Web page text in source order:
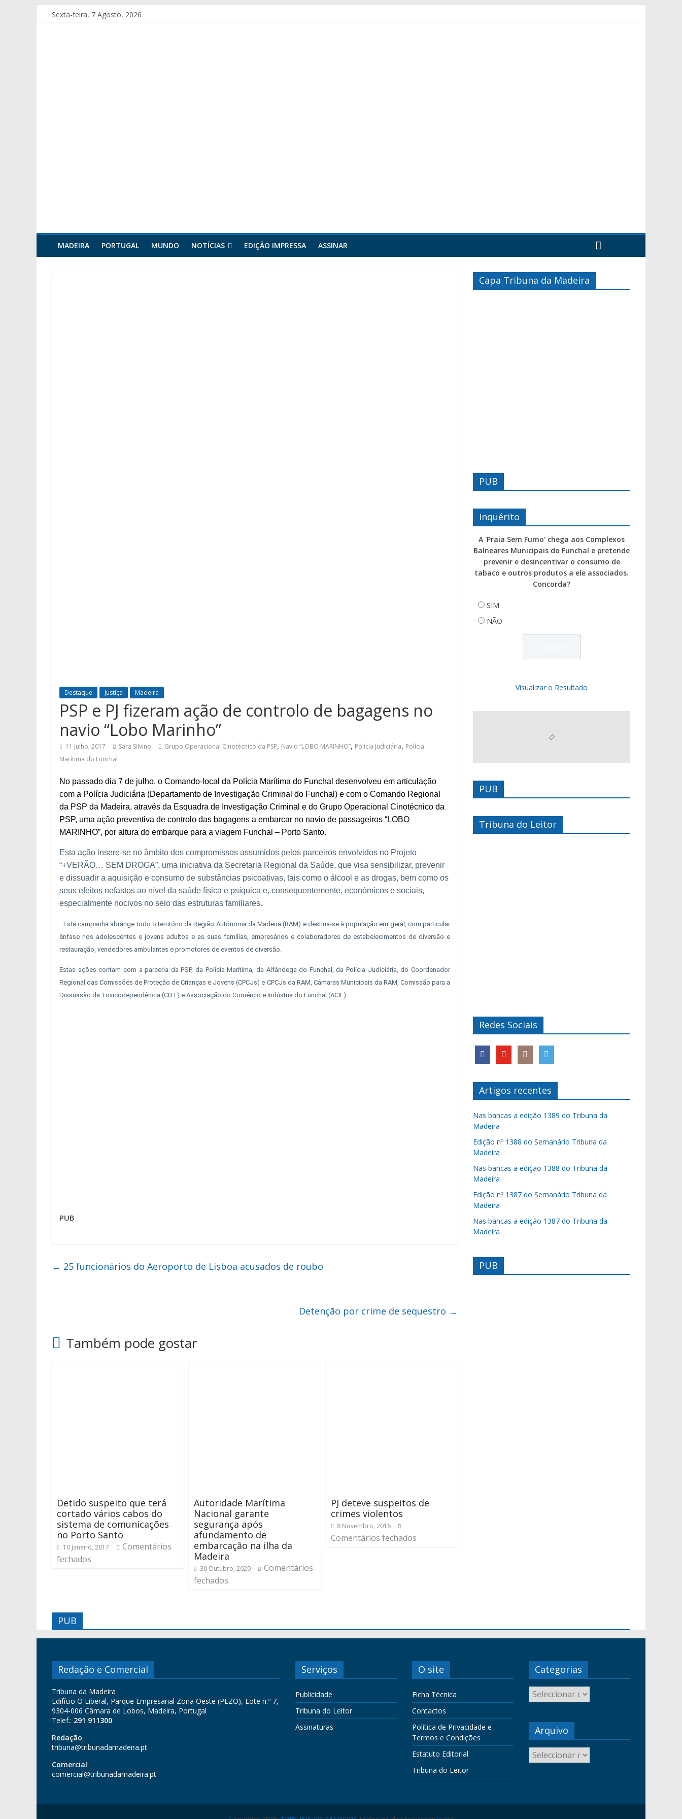
Sexta-feira, 7 Agosto, 2026
MADEIRA PORTUGAL MUNDO NOTÍCIAS EDIÇÃO IMPRESSA ASSINAR
Destaque Justiça Madeira
PSP e PJ fizeram ação de controlo de bagagens no
navio “Lobo Marinho”
11 Julho, 2017 Sara Silvino Grupo Operacional Cinotécnico da PSP, Navio “LOBO MARINHO”, Polícia Judiciária, Polícia
Marítima do Funchal
No passado dia 7 de julho, o Comando-local da Polícia Marítima do Funchal desenvolveu em articulação
com a Polícia Judiciária (Departamento de Investigação Criminal do Funchal) e com o Comando Regional
da PSP da Madeira, através da Esquadra de Investigação Criminal e do Grupo Operacional Cinotécnico da
PSP, uma ação preventiva de controlo das bagagens a embarcar no navio de passageiros “LOBO
MARINHO”, por altura do embarque para a viagem Funchal – Porto Santo.
Esta ação insere-se no âmbito dos compromissos assumidos pelos parceiros envolvidos no Projeto
“+VERÃO… SEM DROGA”, uma iniciativa da Secretaria Regional da Saúde, que visa sensibilizar, prevenir
e dissuadir a aquisição e consumo de substâncias psicoativas, tais como o álcool e as drogas, bem como os
seus efeitos nefastos ao nível da saúde física e psíquica e, consequentemente, económicos e sociais,
especialmente nocivos no seio das estruturas familiares.
Esta campanha abrange todo o território da Região Autónoma da Madeira (RAM) e destina-se à população em geral, com particular
ênfase nos adolescentes e jovens adultos e as suas famílias, empresários e colaboradores de estabelecimentos de diversão e
restauração, vendedores ambulantes e promotores de eventos de diversão.
Estas ações contam com a parceria da PSP, da Polícia Marítima, da Alfândega do Funchal, da Polícia Judiciária, do Coordenador
Regional das Comissões de Proteção de Crianças e Jovens (CPCJs) e CPCJs da RAM, Câmaras Municipais da RAM, Comissão para a
Dissuasão da Toxicodependência (CDT) e Associação do Comércio e Indústria do Funchal (ACIF).​
PUB
← 25 funcionários do Aeroporto de Lisboa acusados de roubo
Detenção por crime de sequestro →
Também pode gostar
Detido suspeito que terá
cortado vários cabos do
sistema de comunicações
no Porto Santo
10 Janeiro, 2017
Comentários
fechados
Autoridade Marítima
Nacional garante
segurança após
afundamento de
embarcação na ilha da
Madeira
30 Outubro, 2020
Comentários
fechados
PJ deteve suspeitos de
crimes violentos
8 Novembro, 2016
Comentários fechados
Capa Tribuna da Madeira
PUB
Inquérito
A 'Praia Sem Fumo' chega aos Complexos
Balneares Municipais do Funchal e pretende
prevenir e desincentivar o consumo de
tabaco e outros produtos a ele associados.
Concorda?
SIM
NÃO
Visualizar o Resultado
PUB
Tribuna do Leitor
Redes Sociais
Artigos recentes
Nas bancas a edição 1389 do Tribuna da
Madeira
Edição nº 1388 do Semanário Tribuna da
Madeira
Nas bancas a edição 1388 do Tribuna da
Madeira
Edição nº 1387 do Semanário Tribuna da
Madeira
Nas bancas a edição 1387 do Tribuna da
Madeira
PUB
PUB
Redação e Comercial
Tribuna da Madeira
Edifício O Liberal, Parque Empresarial Zona Oeste (PEZO), Lote n.º 7,
9304-006 Câmara de Lobos, Madeira, Portugal
Telef.: 291 911300
Redação
tribuna@tribunadamadeira.pt
Comercial
comercial@tribunadamadeira.pt
Serviços
Publicidade
Tribuna do Leitor
Assinaturas
O site
Ficha Técnica
Contactos
Política de Privacidade e
Termos e Condições
Estatuto Editorial
Tribuna do Leitor
Categorias
Arquivo